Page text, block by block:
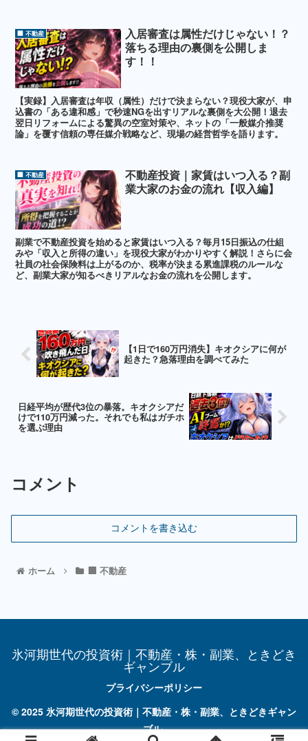
🏢 不動産
入居審査は属性だけじゃない！？
落ちる理由の裏側を公開しま
す！！
【実録】入居審査は年収（属性）だけで決まらない？現役大家が、申
込書の「ある違和感」で秒速NGを出すリアルな裏側を大公開！退去
翌日リフォームによる驚異の空室対策や、ネットの「一般媒介推奨
論」を覆す信頼の専任媒介戦略など、現場の経営哲学を語ります。
🏢 不動産
不動産投資｜家賃はいつ入る？副
業大家のお金の流れ【収入編】
副業で不動産投資を始めると家賃はいつ入る？毎月15日振込の仕組
みや「収入と所得の違い」を現役大家がわかりやすく解説！さらに会
社員の社会保険料は上がるのか、税率が決まる累進課税のルールな
ど、副業大家が知るべきリアルなお金の流れを公開します。
【1日で160万円消失】キオクシアに何が
起きた？急落理由を調べてみた
日経平均が歴代3位の暴落。キオクシアだ
けで110万円減った。それでも私はガチホ
を選ぶ理由
コメント
コメントを書き込む
ホーム 🏢 不動産
氷河期世代の投資術｜不動産・株・副業、ときどき
ギャンブル
プライバシーポリシー
© 2025 氷河期世代の投資術｜不動産・株・副業、ときどきギャン
ブル.